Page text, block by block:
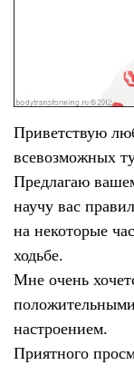
Приветствую
всевозможных
Предлагаю
научу вас
на некоторые
ходьбе.
Мне очень
настроением.
Приятного